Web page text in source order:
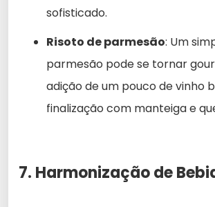
sofisticado.
Risoto de parmesão: Um
parmesão pode se tornar
adição de um pouco de vinho
finalização com manteiga e
7. Harmonização de